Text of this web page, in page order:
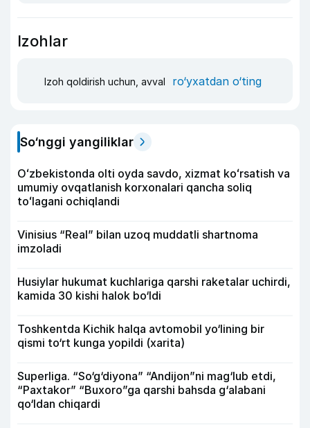
Izohlar
Izoh qoldirish uchun, avval ro‘yxatdan o‘ting
So‘nggi yangiliklar
Oʻzbekistonda olti oyda savdo, xizmat koʻrsatish va
umumiy ovqatlanish korxonalari qancha soliq
toʻlagani ochiqlandi
Vinisius “Real” bilan uzoq muddatli shartnoma
imzoladi
Husiylar hukumat kuchlariga qarshi raketalar uchirdi,
kamida 30 kishi halok bo‘ldi
Toshkentda Kichik halqa avtomobil yo‘lining bir
qismi to‘rt kunga yopildi (xarita)
Superliga. “So‘g‘diyona” “Andijon”ni mag‘lub etdi,
“Paxtakor” “Buxoro”ga qarshi bahsda g‘alabani
qo‘ldan chiqardi